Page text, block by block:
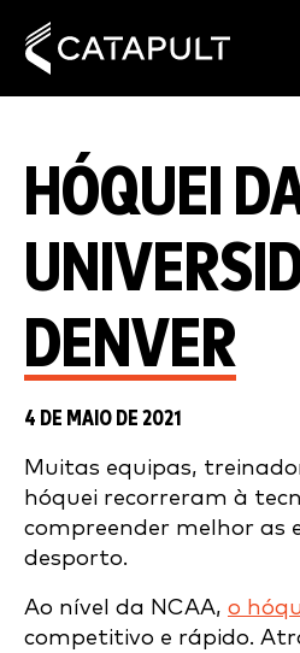
HÓQUEI
DENVER
4 DE MAIO DE 2021
Muitas equipas,
hóquei recorreram à
compreender melhor as
desporto.
Ao nível da NCAA, o
competitivo e rápido.